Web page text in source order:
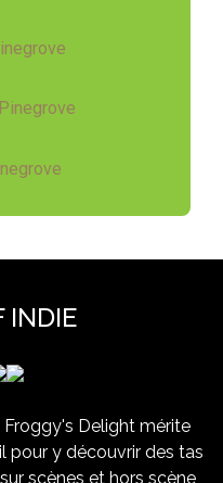
INDIE
Delight mérite
pour y découvrir des tas
scènes et hors scène,